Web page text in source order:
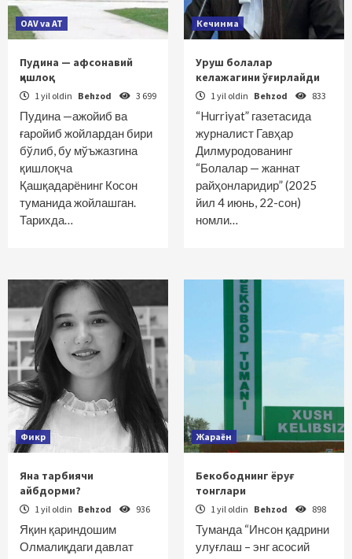
OAV va AT
Пудина — афсонавий
қишлоқ
1 yil oldin Behzod 3 699
Пудина —ажойиб ва
ғаройиб жойлардан бири
бўлиб, бу мўъжазгина
қишлоқча
Қашқадарёнинг Косон
туманида жойлашган.
Тарихда…
Кечинма
Уруш болалар
келажагини ўғирлайди
1 yil oldin Behzod 833
“Hurriyat” газетасида
журналист Гавҳар
Дилмуродованинг
“Болалар — жаннат
райҳонларидир” (2025
йил 4 июнь, 22-сон)
номли…
Фикр
Яна тарбиячи
айбдорми?
1 yil oldin Behzod 936
Яқин қариндошим
Олмалиқдаги давлат
Жараён
Бекободнинг ёруғ
тонглари
1 yil oldin Behzod 898
Туманда “Инсон қадрини
улуғлаш – энг асосий